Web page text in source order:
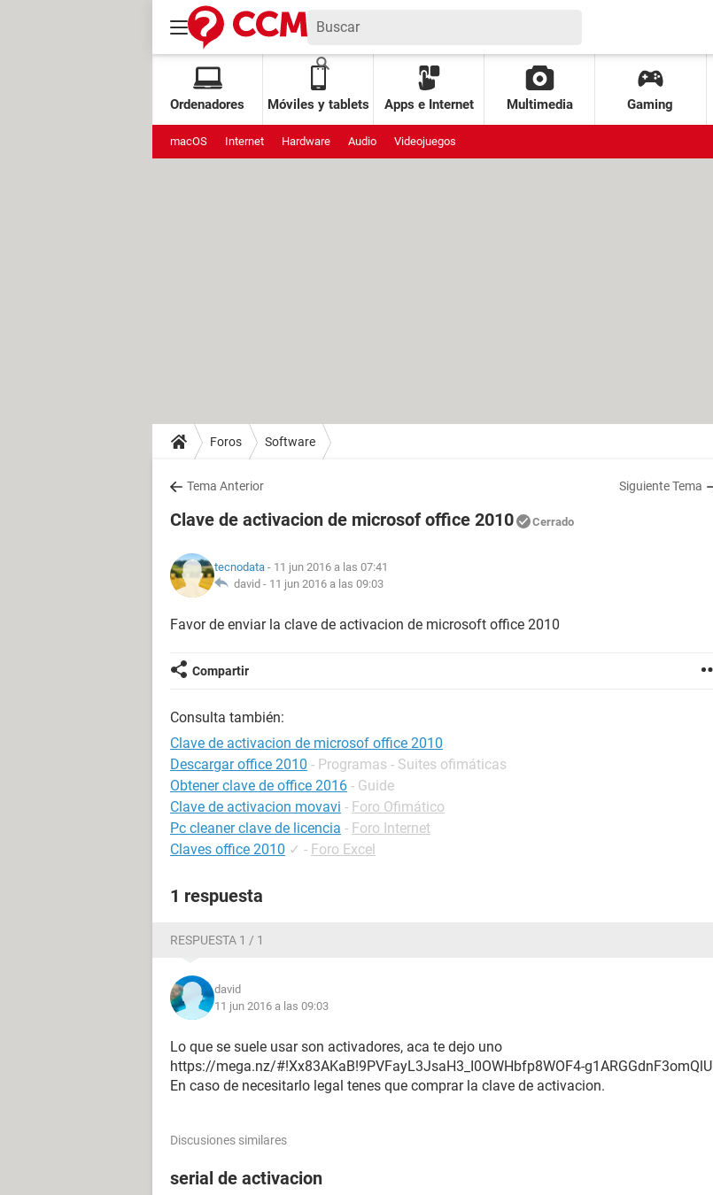
Ordenadores Móviles y tablets Apps e Internet Multimedia Gaming
macOS Internet Hardware Audio Videojuegos
Foros Software
Tema Anterior Siguiente Tema
Clave de activacion de microsof office 2010 Cerrado
tecnodata - 11 jun 2016 a las 07:41
david - 11 jun 2016 a las 09:03
Favor de enviar la clave de activacion de microsoft office 2010
Compartir
Consulta también:
Clave de activacion de microsof office 2010
Descargar office 2010 - Programas - Suites ofimáticas
Obtener clave de office 2016 - Guide
Clave de activacion movavi - Foro Ofimático
Pc cleaner clave de licencia - Foro Internet
Claves office 2010 ✓ - Foro Excel
1 respuesta
RESPUESTA 1 / 1
david
11 jun 2016 a las 09:03
Lo que se suele usar son activadores, aca te dejo uno
https://mega.nz/#!Xx83AKaB!9PVFayL3JsaH3_I0OWHbfp8WOF4-g1ARGGdnF3omQlU
En caso de necesitarlo legal tenes que comprar la clave de activacion.
Discusiones similares
serial de activacion